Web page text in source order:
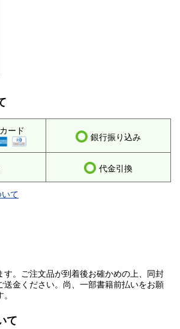
ード
銀行振り込み
代金引換
て
す。ご注文品が到着後お確かめの上、同封
送金ください。尚、一部書籍前払いをお願
て